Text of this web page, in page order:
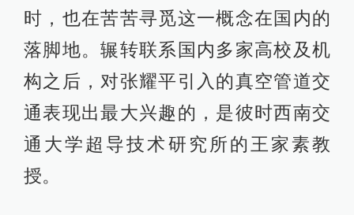
时，也在苦苦寻觅这一概念在国内的
落脚地。辗转联系国内多家高校及机
构之后，对张耀平引入的真空管道交
通表现出最大兴趣的，是彼时西南交
通大学超导技术研究所的王家素教
授。